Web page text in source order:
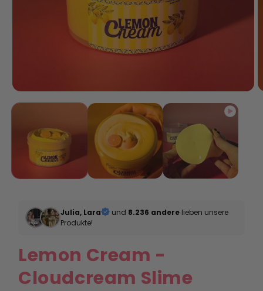
Julia, Lara und 8.236 andere lieben unsere
Produkte!
Lemon Cream -
Cloudcream Slime